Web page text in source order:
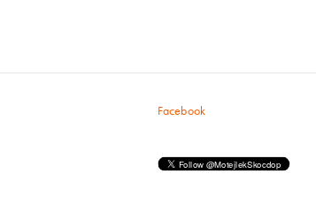
Facebook